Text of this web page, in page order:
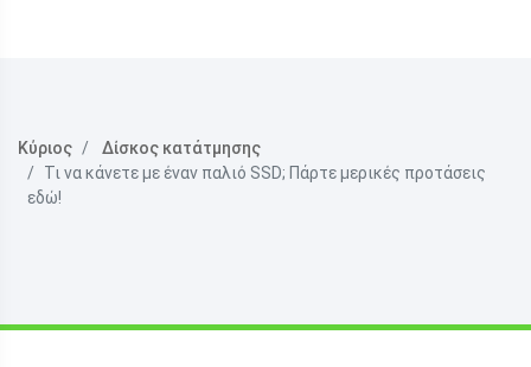
Κύριος
Δίσκος κατάτμησης
Τι να κάνετε με έναν παλιό SSD; Πάρτε μερικές προτάσεις
εδώ!